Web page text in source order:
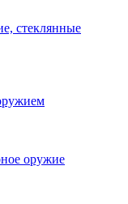
стеклянные
оружие